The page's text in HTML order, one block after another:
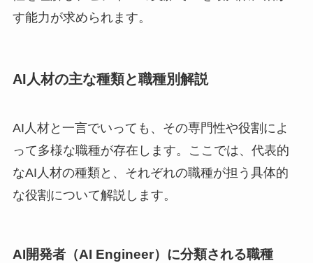
す能力が求められます。
AI人材の主な種類と職種別解説
AI人材と一言でいっても、その専門性や役割によ
って多様な職種が存在します。ここでは、代表的
なAI人材の種類と、それぞれの職種が担う具体的
な役割について解説します。
AI開発者（AI Engineer）に分類される職種